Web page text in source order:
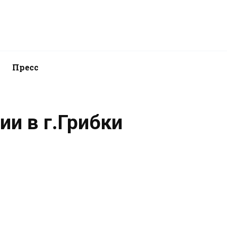
Пресс
в г.Грибки